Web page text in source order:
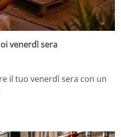
venerdì sera
il tuo venerdì sera con un